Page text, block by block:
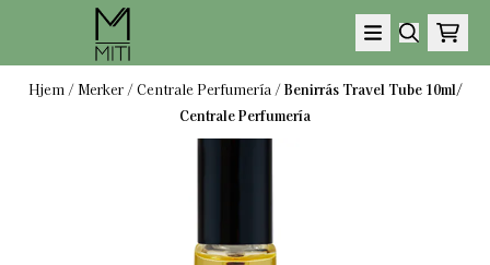
Hopp til innhold
Hjem /Merker /Centrale Perfumería /Benirrás Travel Tube 10ml/
Centrale Perfumería